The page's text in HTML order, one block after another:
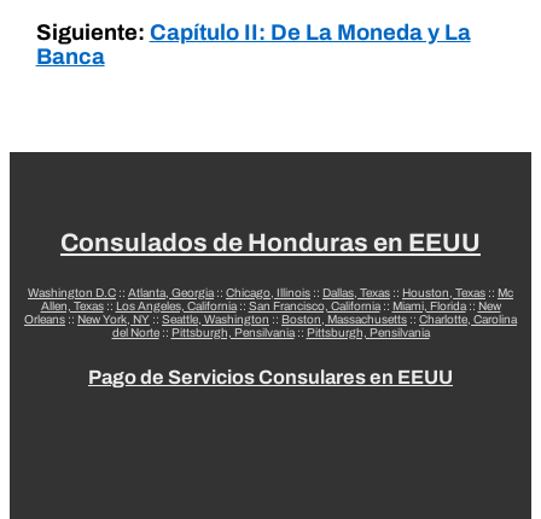
Siguiente: Capítulo II: De La Moneda y La
Banca
Consulados de Honduras en EEUU
Washington D.C :: Atlanta, Georgia :: Chicago, Illinois :: Dallas, Texas :: Houston, Texas :: Mc
Allen, Texas:: Los Angeles, California:: San Francisco, California:: Miami, Florida:: New
Orleans :: New York, NY :: Seattle, Washington :: Boston, Massachusetts :: Charlotte, Carolina
del Norte:: Pittsburgh, Pensilvania:: Pittsburgh, Pensilvania
Pago de Servicios Consulares en EEUU